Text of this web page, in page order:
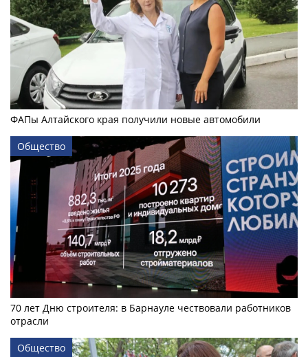
ФАПы Алтайского края получили новые автомобили
Общество
70 лет Дню строителя: в Барнауле чествовали работников
отрасли
Общество